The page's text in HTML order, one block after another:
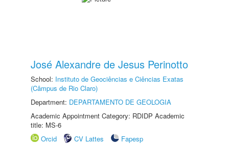
José Alexandre de Jesus Perinotto
School: Instituto de Geociências e Ciências Exatas
(Câmpus de Rio Claro)
Department: DEPARTAMENTO DE GEOLOGIA
Academic Appointment Category: RDIDP Academic
title: MS-6
Orcid
CV Lattes
Fapesp